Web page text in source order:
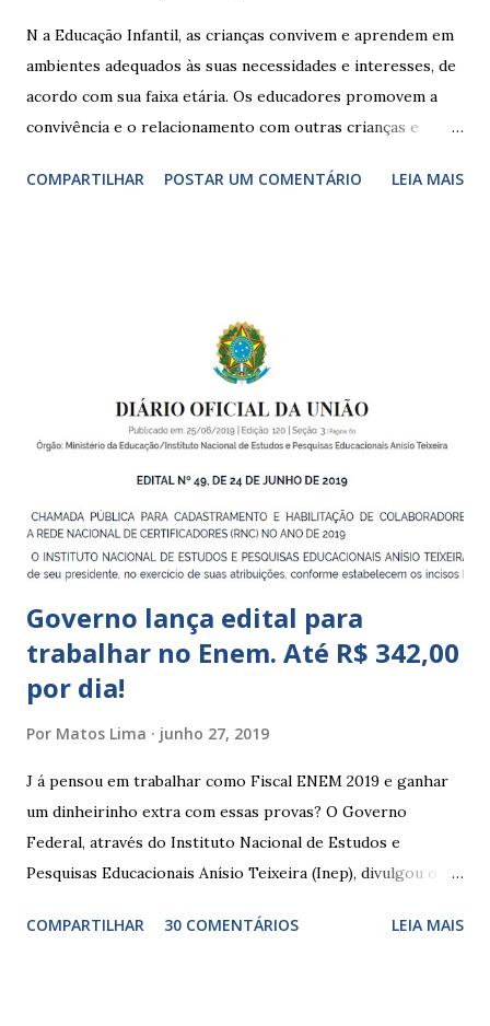
N a Educação Infantil, as crianças convivem e aprendem em
ambientes adequados às suas necessidades e interesses, de
acordo com sua faixa etária. Os educadores promovem a
convivência e o relacionamento com outras crianças e
garantir o direito das crianças a uma educação integral e de
crianças de zero a 3 anos e 11 meses; – EMEIs - Escolas
Municipais de Educação Infantil, que atendem crianças de 4
a 5 anos e 11 meses; – CEMEI - Centro Municipal de
Educação Infantil, que recebe crianças de zero a 5 anos e 11
Indígena, e trabalham com cri...
COMPARTILHAR POSTAR UM COMENTÁRIO LEIA MAIS
Governo lança edital para
trabalhar no Enem. Até R$ 342,00
por dia!
Por Matos Lima junho 27, 2019
J á pensou em trabalhar como Fiscal ENEM 2019 e ganhar
um dinheirinho extra com essas provas? O Governo
Federal, através do Instituto Nacional de Estudos e
Pesquisas Educacionais Anísio Teixeira (Inep), divulgou o
Enem 2019. O Exame Nacional do Ensino Médio ou ENEM é
COMPARTILHAR 30 COMENTÁRIOS LEIA MAIS